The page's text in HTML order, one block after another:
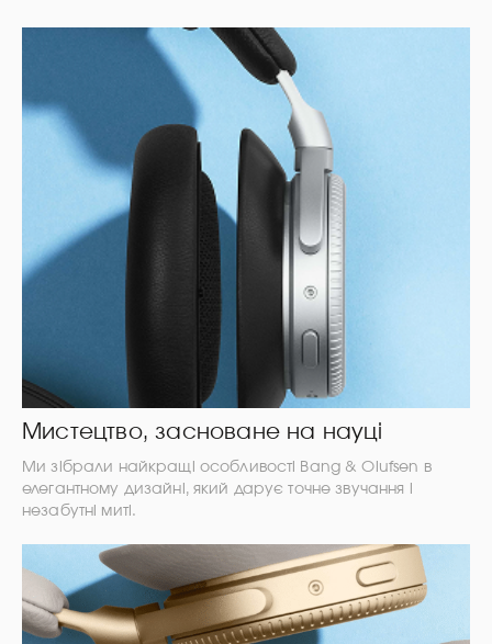
Мистецтво, засноване на науці
Ми зібрали найкращі особливості Bang & Olufsen в
елегантному дизайні, який дарує точне звучання і
незабутні миті.